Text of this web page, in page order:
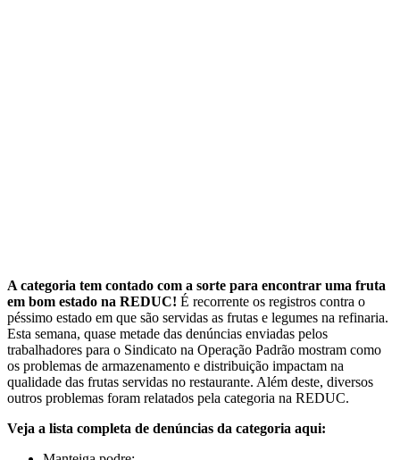
A categoria tem contado com a sorte para encontrar uma fruta
em bom estado na REDUC! É recorrente os registros contra o
péssimo estado em que são servidas as frutas e legumes na refinaria.
Esta semana, quase metade das denúncias enviadas pelos
trabalhadores para o Sindicato na Operação Padrão mostram como
os problemas de armazenamento e distribuição impactam na
qualidade das frutas servidas no restaurante. Além deste, diversos
outros problemas foram relatados pela categoria na REDUC.
Veja a lista completa de denúncias da categoria aqui: